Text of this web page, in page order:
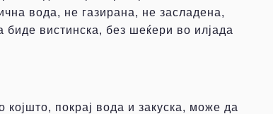
вода, не газирана, не засладена,
вистинска, без шеќери во илјада
покрај вода и закуска, може да